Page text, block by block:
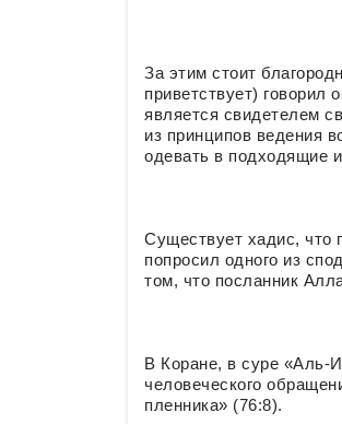
За этим стоит
приветствует)
является свидетелем
из принципов ведения
одевать в подходящие
Существует хадис, что
попросил одного из
том, что посланник
В Коране, в суре «Аль-
человеческого
пленника» (76:8).